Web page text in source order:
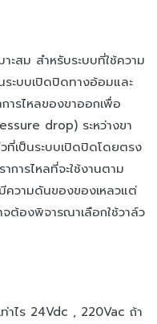
ะสม สำหรับระบบที่ใช้ความ
ระบบเปิดปิดทางอ้อมและ
รไหลของขาออกเพื่อ
drop) ระหว่างขา
ที่เป็นระบบเปิดปิดโดยตรง
ารไหลที่จะใช้งานตาม
ความดันของของเหลวแต่
จต้องพิจารณาเลือกใช้วาล์ว
าไร 24Vdc , 220Vac ถ้า